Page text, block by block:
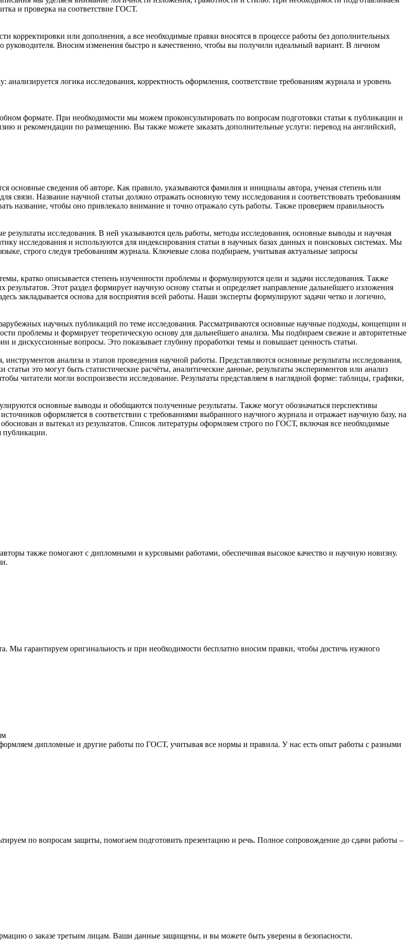
и проверка на соответствие ГОСТ.
корректировки или дополнения, а все необходимые правки вносятся в процессе работы без дополнительных
Вносим изменения быстро и качественно, чтобы вы получили идеальный вариант. В личном
анализируется логика исследования, корректность оформления, соответствие требованиям журнала и уровень
формате. При необходимости мы можем проконсультировать по вопросам подготовки статьи к публикации и
и рекомендации по размещению. Вы также можете заказать дополнительные услуги: перевод на английский,
основные сведения об авторе. Как правило, указываются фамилия и инициалы автора, ученая степень или
связи. Название научной статьи должно отражать основную тему исследования и соответствовать требованиям
название, чтобы оно привлекало внимание и точно отражало суть работы. Также проверяем правильность
результаты исследования. В ней указываются цель работы, методы исследования, основные выводы и научная
исследования и используются для индексирования статьи в научных базах данных и поисковых системах. Мы
строго следуя требованиям журнала. Ключевые слова подбираем, учитывая актуальные запросы
кратко описывается степень изученности проблемы и формулируются цели и задачи исследования. Также
результатов. Этот раздел формирует научную основу статьи и определяет направление дальнейшего изложения
закладывается основа для восприятия всей работы. Наши эксперты формулируют задачи четко и логично,
научных публикаций по теме исследования. Рассматриваются основные научные подходы, концепции и
проблемы и формирует теоретическую основу для дальнейшего анализа. Мы подбираем свежие и авторитетные
и дискуссионные вопросы. Это показывает глубину проработки темы и повышает ценность статьи.
анализа и этапов проведения научной работы. Представляются основные результаты исследования,
это могут быть статистические расчёты, аналитические данные, результаты экспериментов или анализ
читатели могли воспроизвести исследование. Результаты представляем в наглядной форме: таблицы, графики,
основные выводы и обобщаются полученные результаты. Также могут обозначаться перспективы
оформляется в соответствии с требованиями выбранного научного журнала и отражает научную базу, на
и вытекал из результатов. Список литературы оформляем строго по ГОСТ, включая все необходимые
публикации.
также помогают с дипломными и курсовыми работами, обеспечивая высокое качество и научную новизну.
Мы гарантируем оригинальность и при необходимости бесплатно вносим правки, чтобы достичь нужного
дипломные и другие работы по ГОСТ, учитывая все нормы и правила. У нас есть опыт работы с разными
по вопросам защиты, помогаем подготовить презентацию и речь. Полное сопровождение до сдачи работы –
о заказе третьим лицам. Ваши данные защищены, и вы можете быть уверены в безопасности.